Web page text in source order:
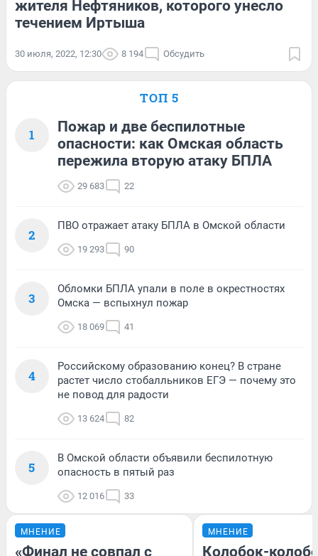
жителя Нефтяников, которого унесло
течением Иртыша
30 июля, 2022, 12:30 8 194 Обсудить
ТОП 5
1
Пожар и две беспилотные
опасности: как Омская область
пережила вторую атаку БПЛА
29 683 22
2
ПВО отражает атаку БПЛА в Омской области
19 293 90
3
Обломки БПЛА упали в поле в окрестностях
Омска — вспыхнул пожар
18 069 41
4
Российскому образованию конец? В стране
растет число стобалльников ЕГЭ — почему это
не повод для радости
13 624 82
5
В Омской области объявили беспилотную
опасность в пятый раз
12 016 33
МНЕНИЕ
«Финал не совпал с
МНЕНИЕ
Колобок-